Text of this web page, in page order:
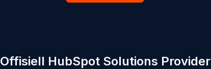
Offisiell HubSpot Solutions Provider